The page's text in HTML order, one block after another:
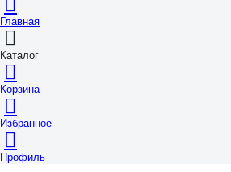
Главная
Каталог
Корзина
Избранное
Профиль